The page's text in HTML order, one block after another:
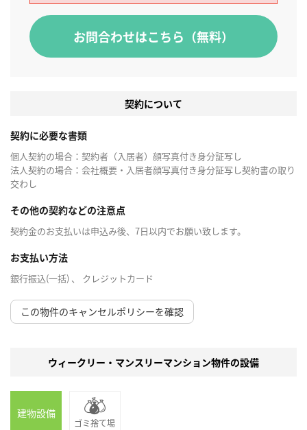
お問合わせはこちら（無料）
契約について
契約に必要な書類
個人契約の場合：契約者（入居者）顔写真付き身分証写し
法人契約の場合：会社概要・入居者顔写真付き身分証写し契約書の取り
交わし
その他の契約などの注意点
契約金のお支払いは申込み後、7日以内でお願い致します。
お支払い方法
銀行振込(一括) 、 クレジットカード
この物件のキャンセルポリシーを確認
ウィークリー・マンスリーマンション物件の設備
建物設備
ゴミ捨て場